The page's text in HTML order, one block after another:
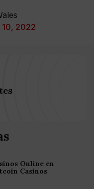
2022
Online en
Casinos